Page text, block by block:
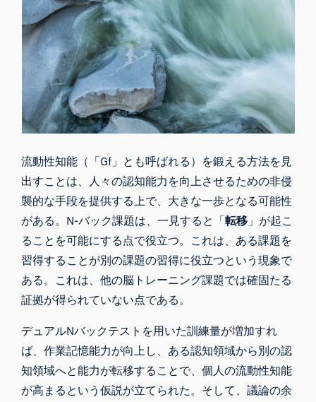
流動性知能（「Gf」とも呼ばれる）を鍛える方法を見
出すことは、人々の認知能力を向上させるための非侵
襲的な手段を提供する上で、大きな一歩となる可能性
がある。N-バック課題は、一見すると「転移 」が起こ
ることを可能にする点で役立つ。これは、ある課題を
習得することが別の課題の習得に役立つという現象で
ある。これは、他の脳トレーニング課題では確固たる
証拠が得られていない点である。
デュアルNバックテストを用いた訓練量が増加すれ
ば、作業記憶能力が向上し、ある認知領域から別の認
知領域へと能力が転移することで、個人の流動性知能
が高まるという仮説が立てられた。そして、議論の余